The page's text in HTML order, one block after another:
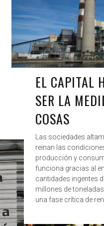
EL CAPITAL
SER LA
COSAS
Las sociedades
reinan las
producción y
funciona gracias al
cantidades ingentes
millones de
una fase crítica de